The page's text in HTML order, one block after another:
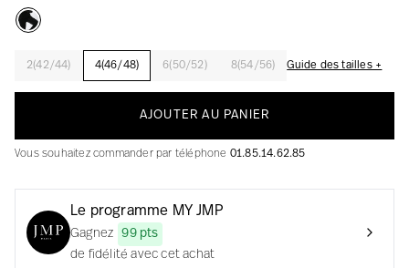
La création avec audace et passion
2(42/44) 4(46/48) 6(50/52) 8(54/56) Guide des tailles +
AJOUTER AU PANIER
Vous souhaitez commander par téléphone 01.85.14.62.85
Le programme MY JMP
Gagnez
99 pts
de fidélité avec cet achat